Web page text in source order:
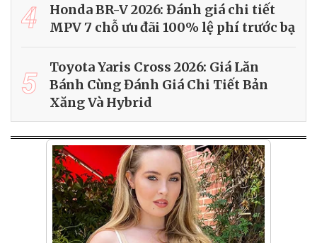
4
Honda BR-V 2026: Đánh giá chi tiết
MPV 7 chỗ ưu đãi 100% lệ phí trước bạ
5
Toyota Yaris Cross 2026: Giá Lăn
Bánh Cùng Đánh Giá Chi Tiết Bản
Xăng Và Hybrid